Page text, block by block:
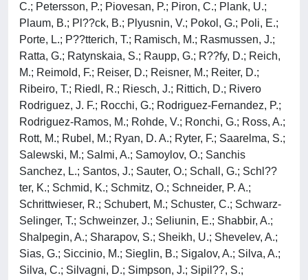
C.; Petersson, P.; Piovesan, P.; Piron, C.; Plank, U.;
Plaum, B.; Pl??ck, B.; Plyusnin, V.; Pokol, G.; Poli, E.;
Porte, L.; P??tterich, T.; Ramisch, M.; Rasmussen, J.;
Ratta, G.; Ratynskaia, S.; Raupp, G.; R??fy, D.; Reich,
M.; Reimold, F.; Reiser, D.; Reisner, M.; Reiter, D.;
Ribeiro, T.; Riedl, R.; Riesch, J.; Rittich, D.; Rivero
Rodriguez, J. F.; Rocchi, G.; Rodriguez-Fernandez, P.;
Rodriguez-Ramos, M.; Rohde, V.; Ronchi, G.; Ross, A.;
Rott, M.; Rubel, M.; Ryan, D. A.; Ryter, F.; Saarelma, S.;
Salewski, M.; Salmi, A.; Samoylov, O.; Sanchis
Sanchez, L.; Santos, J.; Sauter, O.; Schall, G.; Schl??
ter, K.; Schmid, K.; Schmitz, O.; Schneider, P. A.;
Schrittwieser, R.; Schubert, M.; Schuster, C.; Schwarz-
Selinger, T.; Schweinzer, J.; Seliunin, E.; Shabbir, A.;
Shalpegin, A.; Sharapov, S.; Sheikh, U.; Shevelev, A.;
Sias, G.; Siccinio, M.; Sieglin, B.; Sigalov, A.; Silva, A.;
Silva, C.; Silvagni, D.; Simpson, J.; Sipil??, S.;